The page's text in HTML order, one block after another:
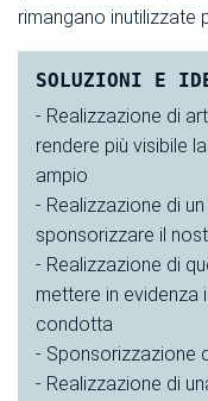
rimangano inutilizzate
SOLUZIONI E
- Realizzazione di
rendere più visibile
ampio
- Realizzazione di
sponsorizzare il
- Realizzazione di
mettere in evidenza
condotta
- Sponsorizzazione
- Realizzazione di